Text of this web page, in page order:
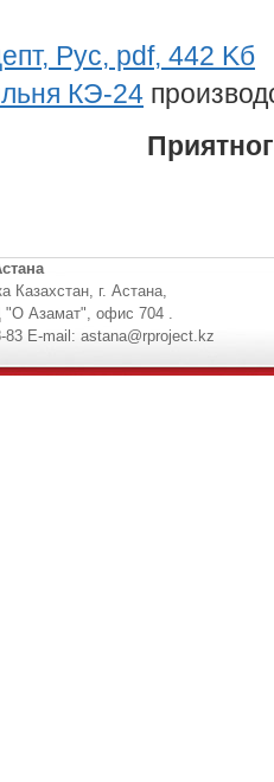
Рус, pdf, 442 Kб
КЭ-24
Казахстан, г. Астана,
"О Азамат", офис 704 .
E-mail: astana@rproject.kz